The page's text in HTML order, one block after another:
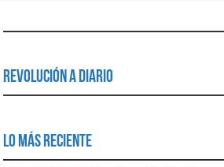
Revolución a Diario
Lo Más Reciente